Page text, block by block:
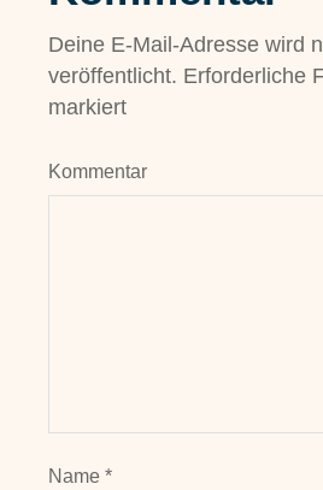
Deine E-Mail-Adresse wird
veröffentlicht. Erforderliche
markiert
Kommentar
Name*